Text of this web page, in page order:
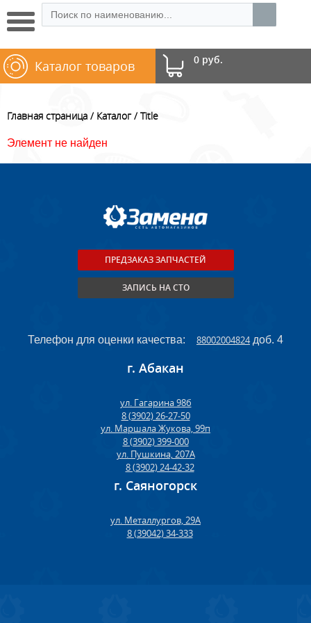
0 руб.
Каталог товаров
Главная страница Каталог Title
Элемент не найден
ПРЕДЗАКАЗ ЗАПЧАСТЕЙ
ЗАПИСЬ НА СТО
Телефон для оценки качества: 88002004824доб. 4
г. Абакан
ул. Гагарина 98б
8 (3902) 26-27-50
ул. Маршала Жукова, 99п
8 (3902) 399-000
ул. Пушкина, 207А
8 (3902) 24-42-32
г. Саяногорск
ул. Металлургов, 29А
8 (39042) 34-333